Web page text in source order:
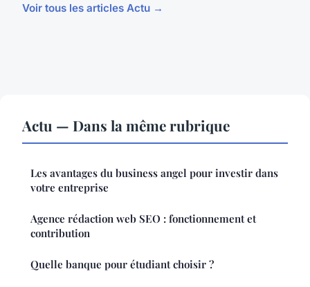
Voir tous les articles Actu →
Actu — Dans la même rubrique
Les avantages du business angel pour investir dans
votre entreprise
Agence rédaction web SEO : fonctionnement et
contribution
Quelle banque pour étudiant choisir ?